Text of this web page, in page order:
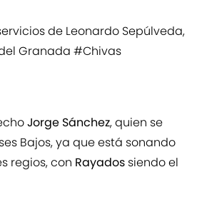
de Leonardo Sepúlveda,
Granada #Chivas
Jorge Sánchez, quien se
Bajos, ya que está sonando
regios, con Rayados siendo el